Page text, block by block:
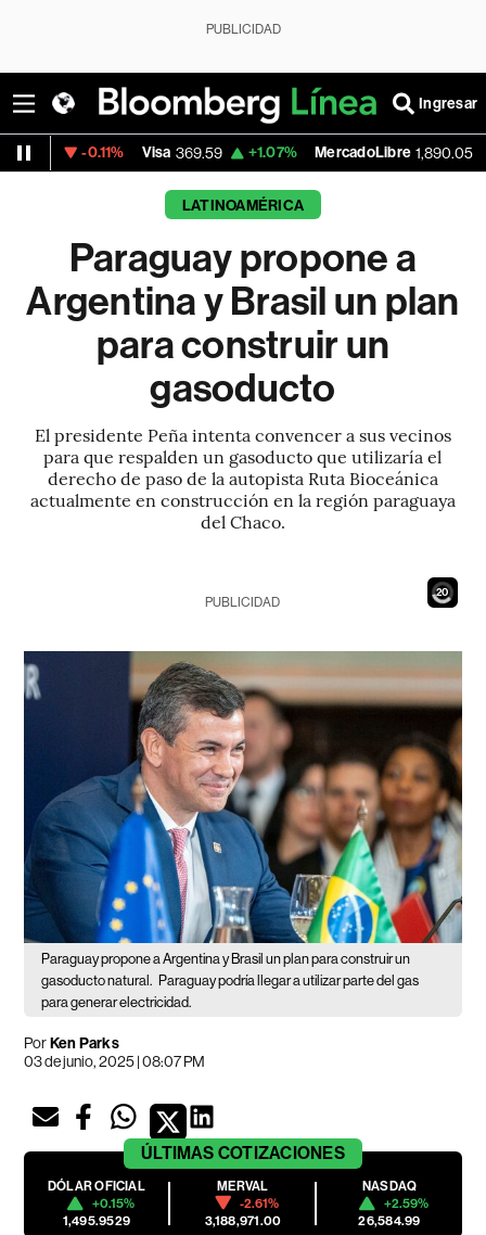
PUBLICIDAD
Ingresar
Visa 369.59 +1.07% MercadoLibre 1,890.05 -0.55%
LATINOAMÉRICA
Paraguay propone a
Argentina y Brasil un plan
para construir un
gasoducto
El presidente Peña intenta convencer a sus vecinos
para que respalden un gasoducto que utilizaría el
derecho de paso de la autopista Ruta Bioceánica
actualmente en construcción en la región paraguaya
del Chaco.
19
PUBLICIDAD
Paraguay propone a Argentina y Brasil un plan para construir un
gasoducto natural. Paraguay podría llegar a utilizar parte del gas
para generar electricidad.
PorKen Parks
03 de junio, 2025 | 08:07 PM
ÚLTIMAS COTIZACIONES
DÓLAR OFICIAL
+0.15%
1,495.9529
MERVAL
-2.61%
3,188,971.00
NASDAQ
+2.59%
26,584.99